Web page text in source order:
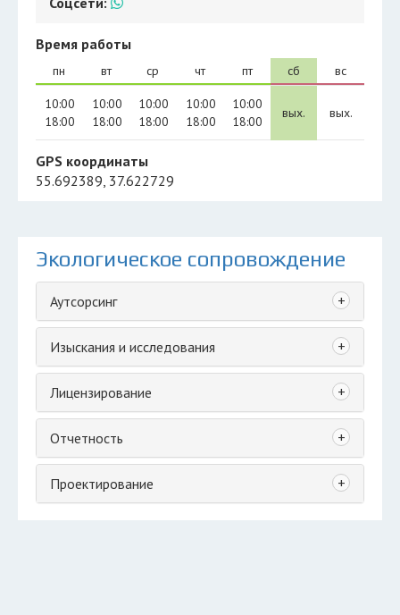
Время работы
пн
10:00
18:00
вт
10:00
18:00
ср
10:00
18:00
чт
10:00
18:00
пт
10:00
18:00
сб
вых.
вс
вых.
GPS координаты
55.692389, 37.622729
Экологическое сопровождение
Аутсорсинг +
Изыскания и исследования +
Лицензирование +
Отчетность +
Проектирование +